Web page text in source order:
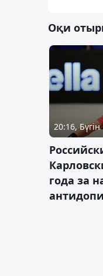
Оқи
20:16, Бүгін
года за